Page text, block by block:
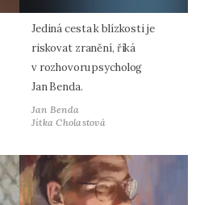
Jediná cesta k blízkosti je
riskovat zranění, říká
v rozhovoru psycholog
Jan Benda.
Jan Benda
Jitka Cholastová